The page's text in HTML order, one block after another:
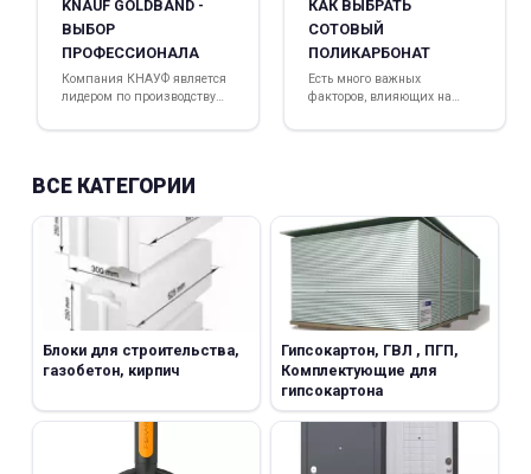
KNAUF GOLDBAND -
ВЫБОР
ПРОФЕССИОНАЛА
Компания КНАУФ является
лидером по производству
отделки помещений и уже
в России
КАК ВЫБРАТЬ
СОТОВЫЙ
ПОЛИКАРБОНАТ
Есть много важных
факторов, влияющих на
поликарбоната
ВСЕ КАТЕГОРИИ
Блоки для строительства,
газобетон, кирпич
Гипсокартон, ГВЛ , ПГП,
Комплектующие для
гипсокартона